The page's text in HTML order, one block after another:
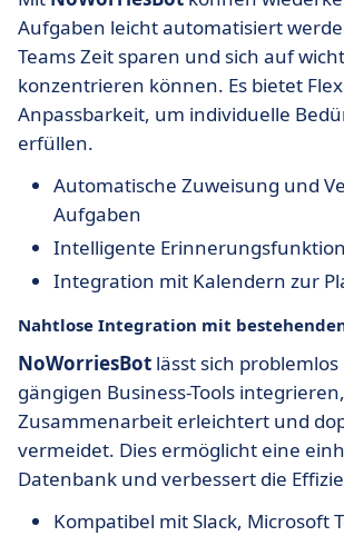
Aufgaben leicht automatisiert
Teams Zeit sparen und sich auf
konzentrieren können. Es bietet
Anpassbarkeit, um individuelle
erfüllen.
Automatische Zuweisung und
Aufgaben
Intelligente
Integration mit Kalendern zur
Nahtlose Integration mit
NoWorriesBot lässt sich
gängigen Business-Tools
Zusammenarbeit erleichtert und
vermeidet. Dies ermöglicht eine
Datenbank und verbessert die
Kompatibel mit Slack, Microsoft